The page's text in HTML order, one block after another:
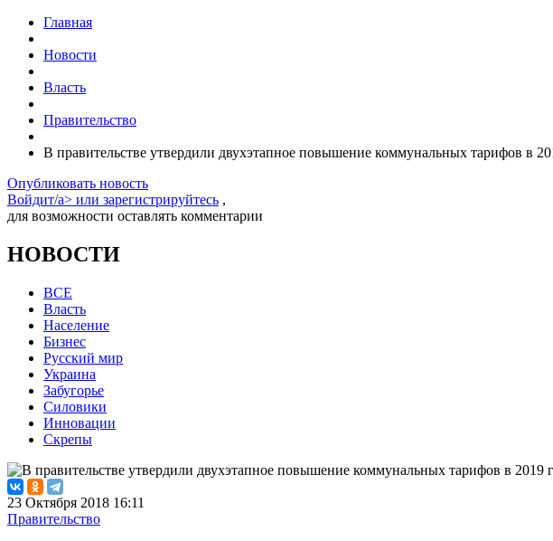
Главная
Новости
Власть
Правительство
В правительстве утвердили двухэтапное повышение коммунальных тарифов в
Опубликовать новость
Войдит/a> или зарегистрируйтесь ,
для возможности оставлять комментарии
НОВОСТИ
ВСЕ
Власть
Население
Бизнес
Русский мир
Украина
Забугорье
Силовики
Инновации
Скрепы
23 Октября 2018 16:11
Правительство